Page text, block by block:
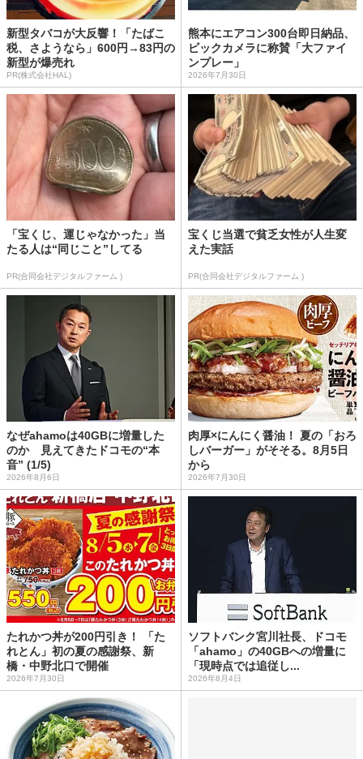
新型タバコが大反響！「たばこ
税、さようなら」600円→83円の
新型が爆売れ
PR(株式会社HAL)
熊本にエアコン300台即日納品、
ビックカメラに称賛「大ファイ
ンプレー」
2026年7月30日
「宝くじ、運じゃなかった」当
たる人は“同じこと”してる
PR(合同会社デジタルファーム )
宝くじ当選で貧乏女性が人生変
えた実話
PR(合同会社デジタルファーム )
なぜahamoは40GBに増量した
のか 見えてきたドコモの“本
音” (1/5)
2026年8月6日
肉厚×にんにく醤油！ 夏の「おろ
しバーガー」がそそる。8月5日
から
2026年7月30日
たれかつ丼が200円引き！ 「た
れとん」初の夏の感謝祭、新
橋・中野北口で開催
2026年7月30日
ソフトバンク宮川社長、ドコモ
「ahamo」の40GBへの増量に
「現時点では追従し...
2026年8月4日